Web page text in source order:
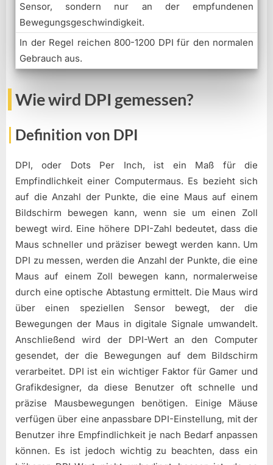
Sensor, sondern nur an der empfundenen
Bewegungsgeschwindigkeit.
In der Regel reichen 800-1200 DPI für den normalen
Gebrauch aus.
Wie wird DPI gemessen?
Definition von DPI
DPI, oder Dots Per Inch, ist ein Maß für die
Empfindlichkeit einer Computermaus. Es bezieht sich
auf die Anzahl der Punkte, die eine Maus auf einem
Bildschirm bewegen kann, wenn sie um einen Zoll
bewegt wird. Eine höhere DPI-Zahl bedeutet, dass die
Maus schneller und präziser bewegt werden kann. Um
DPI zu messen, werden die Anzahl der Punkte, die eine
Maus auf einem Zoll bewegen kann, normalerweise
durch eine optische Abtastung ermittelt. Die Maus wird
über einen speziellen Sensor bewegt, der die
Bewegungen der Maus in digitale Signale umwandelt.
Anschließend wird der DPI-Wert an den Computer
gesendet, der die Bewegungen auf dem Bildschirm
verarbeitet. DPI ist ein wichtiger Faktor für Gamer und
Grafikdesigner, da diese Benutzer oft schnelle und
präzise Mausbewegungen benötigen. Einige Mäuse
verfügen über eine anpassbare DPI-Einstellung, mit der
Benutzer ihre Empfindlichkeit je nach Bedarf anpassen
können. Es ist jedoch wichtig zu beachten, dass ein